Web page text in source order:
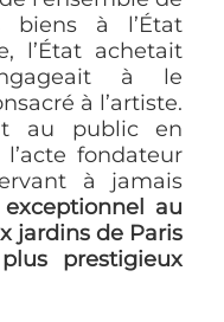
à l’État
l’État achetait
à le
à l’artiste.
au public en
fondateur
à jamais
au
jardins de Paris
prestigieux